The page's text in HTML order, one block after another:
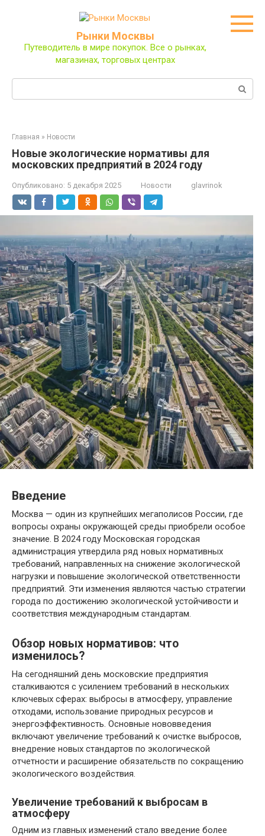
Рынки Москвы
Путеводитель в мире покупок. Все о рынках,
магазинах, торговых центрах
Главная » Новости
Новые экологические нормативы для
московских предприятий в 2024 году
Опубликовано: 5 декабря 2025 Новости glavrinok
Введение
Москва — один из крупнейших мегаполисов России, где
вопросы охраны окружающей среды приобрели особое
значение. В 2024 году Московская городская
администрация утвердила ряд новых нормативных
требований, направленных на снижение экологической
нагрузки и повышение экологической ответственности
предприятий. Эти изменения являются частью стратегии
города по достижению экологической устойчивости и
соответствия международным стандартам.
Обзор новых нормативов: что
изменилось?
На сегодняшний день московские предприятия
сталкиваются с усилением требований в нескольких
ключевых сферах: выбросы в атмосферу, управление
отходами, использование природных ресурсов и
энергоэффективность. Основные нововведения
включают увеличение требований к очистке выбросов,
внедрение новых стандартов по экологической
отчетности и расширение обязательств по сокращению
экологического воздействия.
Увеличение требований к выбросам в
атмосферу
Одним из главных изменений стало введение более